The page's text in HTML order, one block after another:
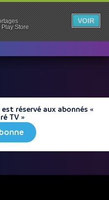
réservé aux abonnés «
TV »
Play Store
VOIR